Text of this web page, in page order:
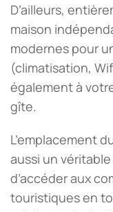
D’ailleurs,
maison
modernes pour
(climatisation,
également à
gîte.
L’emplacement
aussi un
d’accéder aux
touristiques en